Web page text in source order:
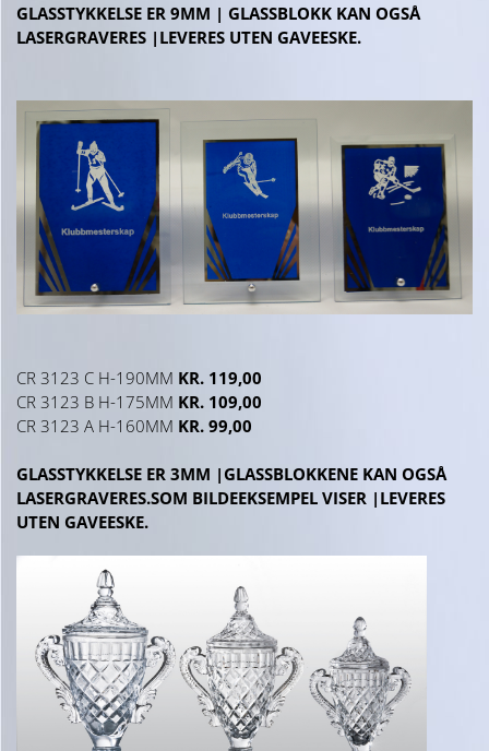
GLASSTYKKELSE ER 9MM | GLASSBLOKK KAN OGSÅ
LASERGRAVERES |LEVERES UTEN GAVEESKE.
CR 3123 C H-190MM KR. 119,00
CR 3123 B H-175MM KR. 109,00
CR 3123 A H-160MM KR. 99,00
GLASSTYKKELSE ER 3MM |GLASSBLOKKENE KAN OGSÅ
LASERGRAVERES.SOM BILDEEKSEMPEL VISER |LEVERES
UTEN GAVEESKE.